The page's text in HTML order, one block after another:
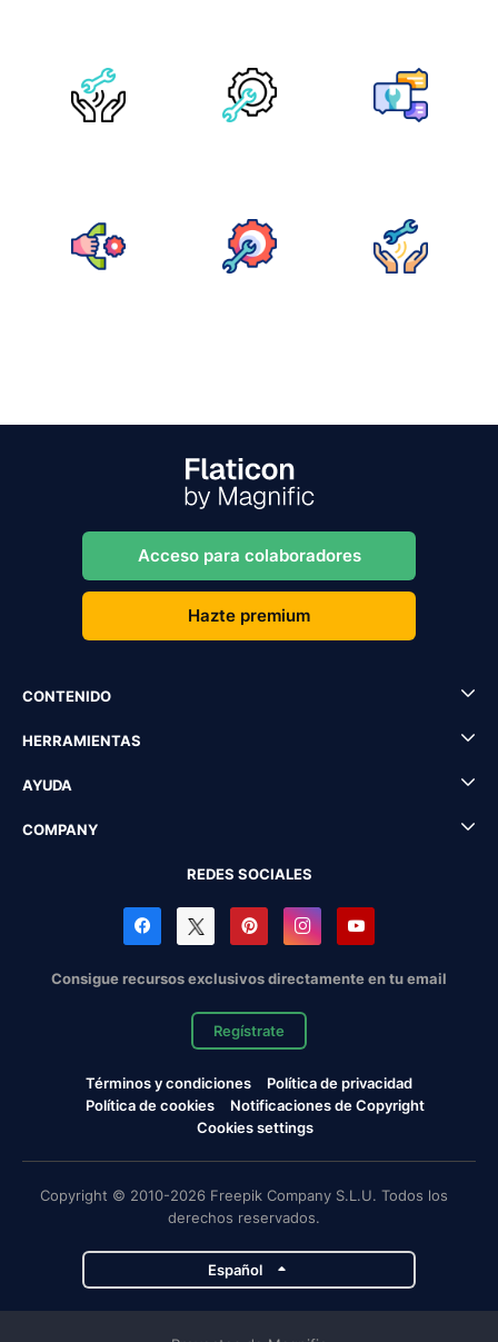
Acceso para colaboradores
Hazte premium
CONTENIDO
HERRAMIENTAS
AYUDA
COMPANY
REDES SOCIALES
Consigue recursos exclusivos directamente en tu email
Regístrate
Términos y condiciones
Política de privacidad
Política de cookies
Notificaciones de Copyright
Cookies settings
Copyright © 2010-2026 Freepik Company S.L.U. Todos los
derechos reservados.
Español